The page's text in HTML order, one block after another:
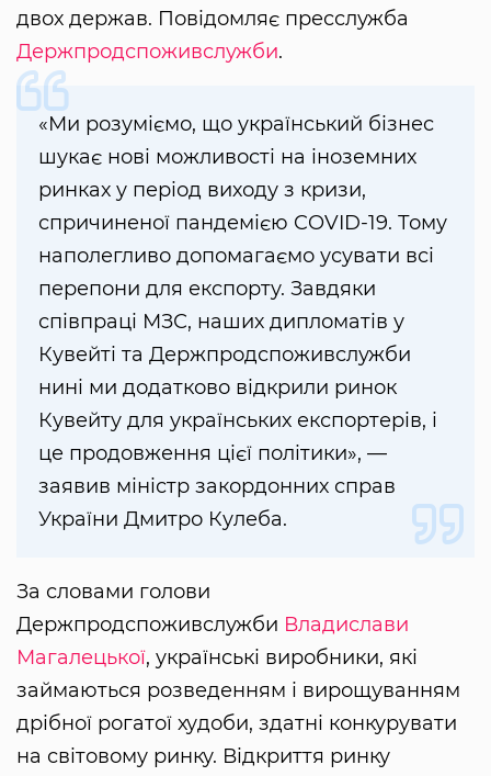
двох держав. Повідомляє пресслужба
Держпродспоживслужби.
«Ми розуміємо, що український бізнес
шукає нові можливості на іноземних
ринках у період виходу з кризи,
спричиненої пандемією COVID-19. Тому
наполегливо допомагаємо усувати всі
перепони для експорту. Завдяки
співпраці МЗС, наших дипломатів у
Кувейті та Держпродспоживслужби
нині ми додатково відкрили ринок
Кувейту для українських експортерів, і
це продовження цієї політики», —
заявив міністр закордонних справ
України Дмитро Кулеба.
За словами голови
Держпродспоживслужби Владислави
Магалецької, українські виробники, які
займаються розведенням і вирощуванням
дрібної рогатої худоби, здатні конкурувати
на світовому ринку. Відкриття ринку